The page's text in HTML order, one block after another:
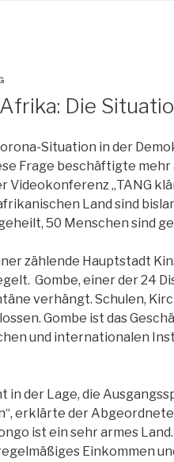
Die
Situation in der
Frage beschäftigte mehr
Videokonferenz „TANG
Land sind
50 Menschen sind
zählende Hauptstadt
Gombe, einer der 24
verhängt. Schulen,
Gombe ist das
und internationalen
in der Lage, die
erklärte der
ist ein sehr armes
Einkommen